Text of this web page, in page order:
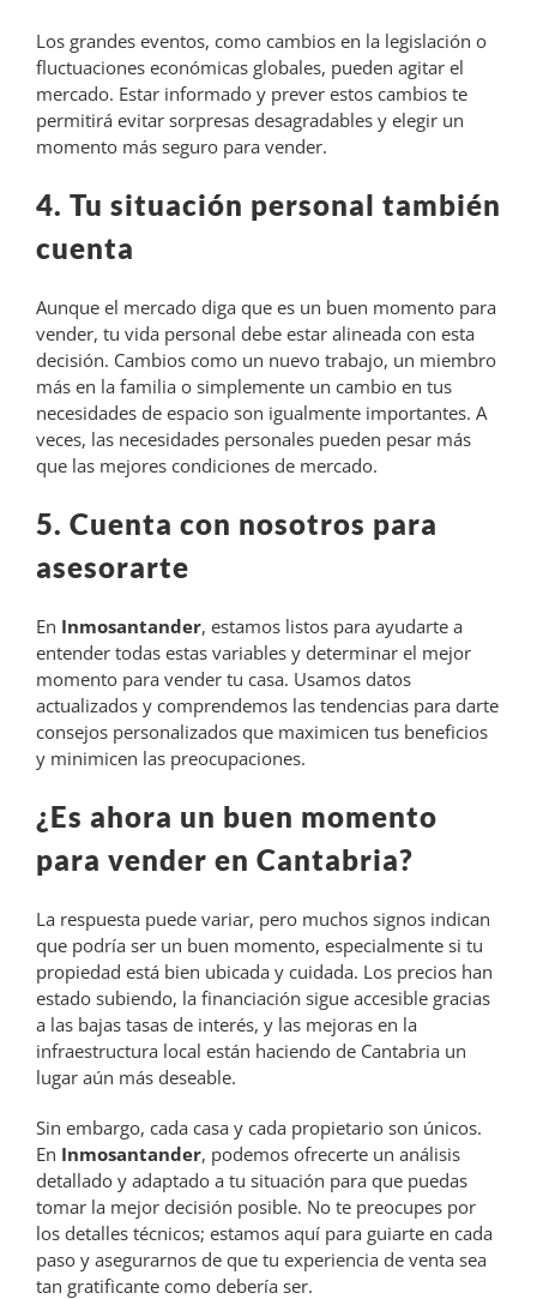
Los grandes eventos, como cambios en la legislación o
fluctuaciones económicas globales, pueden agitar el
mercado. Estar informado y prever estos cambios te
permitirá evitar sorpresas desagradables y elegir un
momento más seguro para vender.
4. Tu situación personal también
cuenta
Aunque el mercado diga que es un buen momento para
vender, tu vida personal debe estar alineada con esta
decisión. Cambios como un nuevo trabajo, un miembro
más en la familia o simplemente un cambio en tus
necesidades de espacio son igualmente importantes. A
veces, las necesidades personales pueden pesar más
que las mejores condiciones de mercado.
5. Cuenta con nosotros para
asesorarte
En Inmosantander, estamos listos para ayudarte a
entender todas estas variables y determinar el mejor
momento para vender tu casa. Usamos datos
actualizados y comprendemos las tendencias para darte
consejos personalizados que maximicen tus beneficios
y minimicen las preocupaciones.
¿Es ahora un buen momento
para vender en Cantabria?
La respuesta puede variar, pero muchos signos indican
que podría ser un buen momento, especialmente si tu
propiedad está bien ubicada y cuidada. Los precios han
estado subiendo, la financiación sigue accesible gracias
a las bajas tasas de interés, y las mejoras en la
infraestructura local están haciendo de Cantabria un
lugar aún más deseable.
Sin embargo, cada casa y cada propietario son únicos.
En Inmosantander, podemos ofrecerte un análisis
detallado y adaptado a tu situación para que puedas
tomar la mejor decisión posible. No te preocupes por
los detalles técnicos; estamos aquí para guiarte en cada
paso y asegurarnos de que tu experiencia de venta sea
tan gratificante como debería ser.